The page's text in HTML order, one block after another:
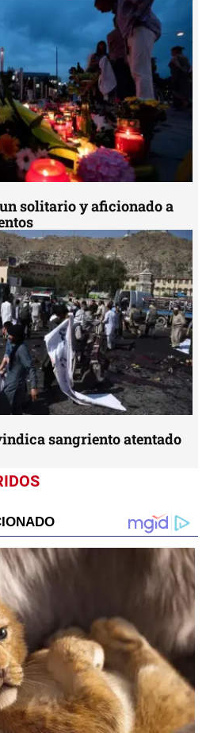
solitario y aficionado a
sangriento atentado